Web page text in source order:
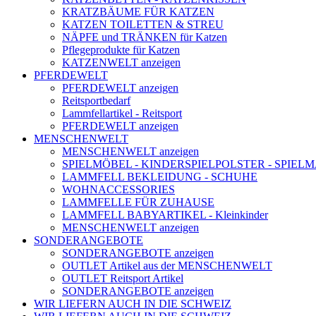
KRATZBÄUME FÜR KATZEN
KATZEN TOILETTEN & STREU
NÄPFE und TRÄNKEN für Katzen
Pflegeprodukte für Katzen
KATZENWELT anzeigen
PFERDEWELT
PFERDEWELT anzeigen
Reitsportbedarf
Lammfellartikel - Reitsport
PFERDEWELT anzeigen
MENSCHENWELT
MENSCHENWELT anzeigen
SPIELMÖBEL - KINDERSPIELPOLSTER -
LAMMFELL BEKLEIDUNG - SCHUHE
WOHNACCESSORIES
LAMMFELLE FÜR ZUHAUSE
LAMMFELL BABYARTIKEL - Kleinkinder
MENSCHENWELT anzeigen
SONDERANGEBOTE
SONDERANGEBOTE anzeigen
OUTLET Artikel aus der MENSCHENWELT
OUTLET Reitsport Artikel
SONDERANGEBOTE anzeigen
WIR LIEFERN AUCH IN DIE SCHWEIZ